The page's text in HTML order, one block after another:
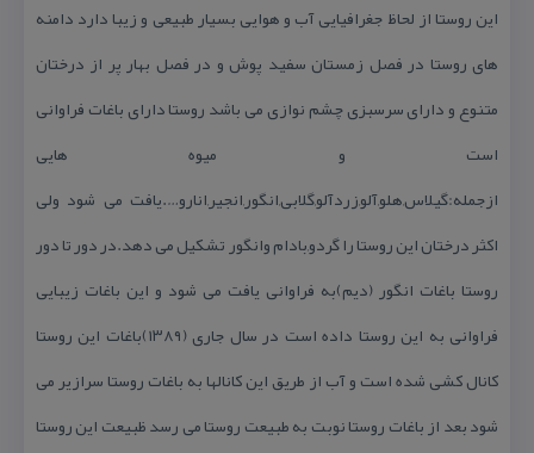
این روستا از لحاظ جغرافیایی آب و هوایی بسیار طبیعی و زیبا دارد دامنه
های روستا در فصل زمستان سفید پوش و در فصل بهار پر از درختان
متنوع و دارای سرسبزی چشم نوازی می باشد روستا دارای باغات فراوانی
است و میوه هایی
ازجمله:گیلاس,هلو,آلو,زردآلو,گلابی,انگور,انجیر,انارو….یافت می شود ولی
اكثر درختان این روستا را گردو,بادام وانگور تشكیل می دهد.در دور تا دور
روستا باغات انگور (دیم)به فراوانی یافت می شود و این باغات زیبایی
فراوانی به این روستا داده است در سال جاری (۱۳۸۹)باغات این روستا
كانال كشی شده است و آب از طریق این كانالها به باغات روستا سرازیر می
شود بعد از باغات روستا نوبت به طبیعت روستا می رسد ظبیعت این روستا